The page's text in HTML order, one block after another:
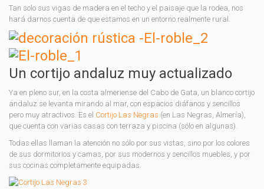
Tan solo sus vigas de madera en el techo y el paisaje que la rodea, nos
hará darnos cuenta de que estamos en un entorno realmente rural.
Un cortijo andaluz muy actualizado
Ya en pleno sur, en la costa almeriense del Cabo de Gata, un blanco cortijo
andaluz se levanta mirando al mar, con espacios diáfanos y sencillos
pero muy atractivos. Es el Cortijo Las Negras (en Las Negras, Almería),
que cuenta con varias casas con terraza y piscina (sólo en algunas).
Todas ellas llaman la atención no sólo por sus vistas, sino por los colores
de sus dormitorios y camas, por sus modernos y sencillos muebles, y por
sus cocinas completamente equipadas.